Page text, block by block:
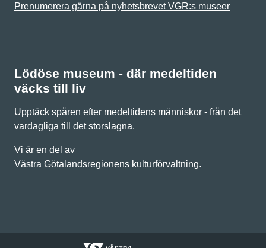
Prenumerera gärna på nyhetsbrevet VGR:s museer
Lödöse museum - där medeltiden
väcks till liv
Upptäck spåren efter medeltidens människor - från det
vardagliga till det storslagna.
Vi är en del av
Västra Götalandsregionens kulturförvaltning.